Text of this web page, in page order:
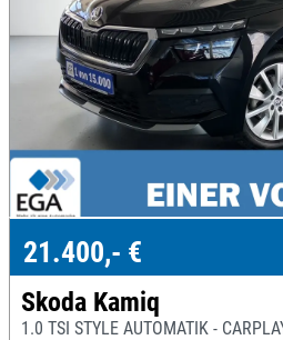
21.400,- €
Skoda Kamiq
1.0 TSI STYLE AUTOMATIK -